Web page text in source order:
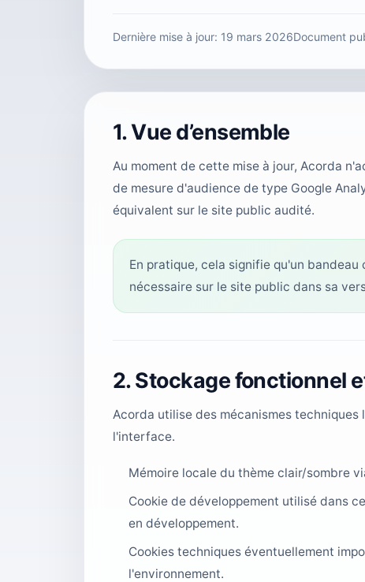
Dernière mise à jour: 19 mars 2026Document
1. Vue d’ensemble
Au moment de cette mise à jour, Acorda
de mesure d'audience de type Google
équivalent sur le site public audité.
En pratique, cela signifie qu'un
nécessaire sur le site public dans sa
2. Stockage fonctionnel
Acorda utilise des mécanismes
l'interface.
Mémoire locale du thème clair/sombre
Cookie de développement utilisé dans
en développement.
Cookies techniques éventuellement
l'environnement.